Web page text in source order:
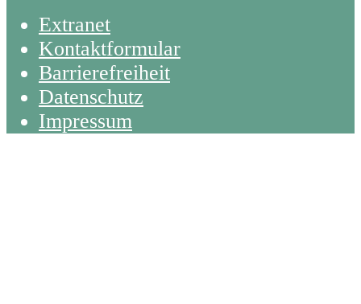
Extranet
Kontaktformular
Barrierefreiheit
Datenschutz
Impressum